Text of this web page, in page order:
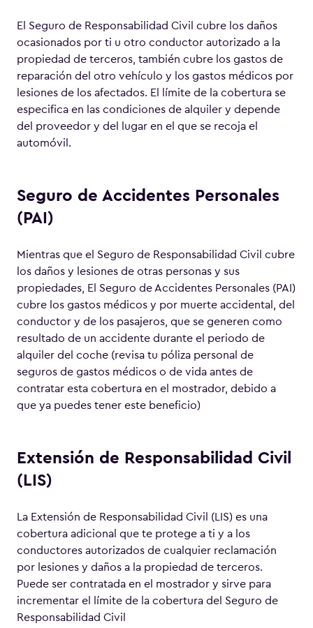
El Seguro de Responsabilidad Civil cubre los daños
ocasionados por ti u otro conductor autorizado a la
propiedad de terceros, también cubre los gastos de
reparación del otro vehículo y los gastos médicos por
lesiones de los afectados. El límite de la cobertura se
especifica en las condiciones de alquiler y depende
del proveedor y del lugar en el que se recoja el
automóvil.
Seguro de Accidentes Personales
(PAI)
Mientras que el Seguro de Responsabilidad Civil cubre
los daños y lesiones de otras personas y sus
propiedades, El Seguro de Accidentes Personales (PAI)
cubre los gastos médicos y por muerte accidental, del
conductor y de los pasajeros, que se generen como
resultado de un accidente durante el periodo de
alquiler del coche (revisa tu póliza personal de
seguros de gastos médicos o de vida antes de
contratar esta cobertura en el mostrador, debido a
que ya puedes tener este beneficio)
Extensión de Responsabilidad Civil
(LIS)
La Extensión de Responsabilidad Civil (LIS) es una
cobertura adicional que te protege a ti y a los
conductores autorizados de cualquier reclamación
por lesiones y daños a la propiedad de terceros.
Puede ser contratada en el mostrador y sirve para
incrementar el límite de la cobertura del Seguro de
Responsabilidad Civil